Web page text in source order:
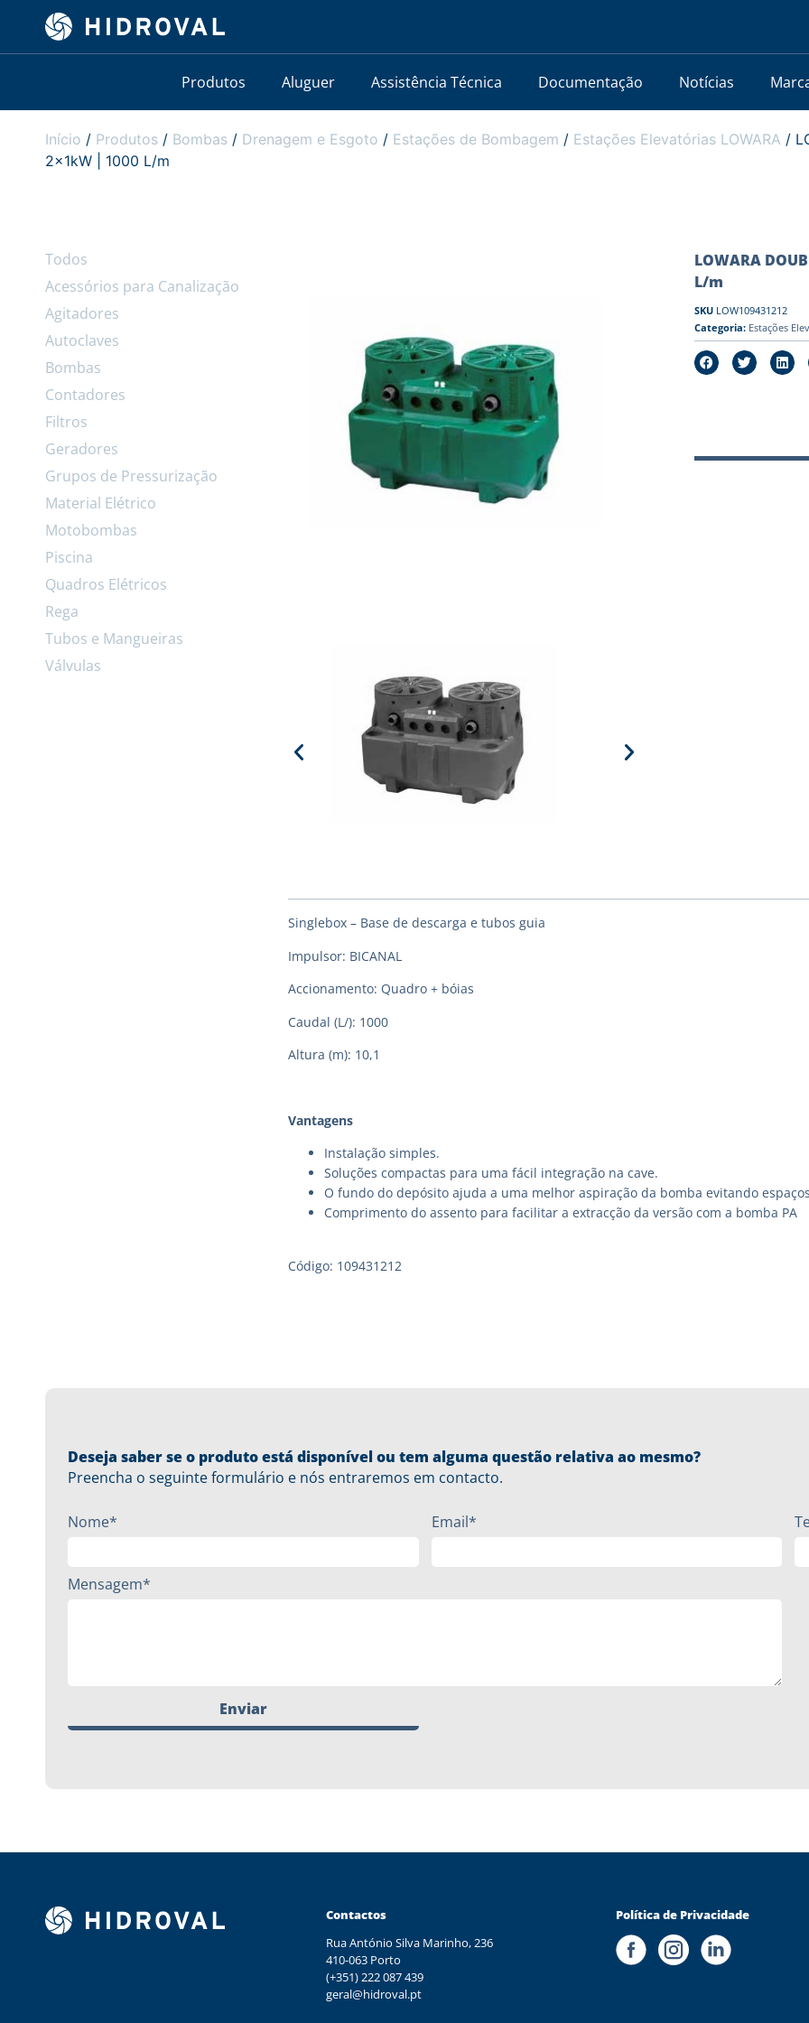
Produtos Aluguer Assistência Técnica Documentação Notícias
Início / Produtos / Bombas / Drenagem e Esgoto / Estações de Bombagem / Estações Elevatórias LOWARA /
2x1kW | 1000 L/m
Todos
Acessórios para Canalização
Agitadores
Autoclaves
Bombas
Contadores
Filtros
Geradores
Grupos de Pressurização
Material Elétrico
Motobombas
Piscina
Quadros Elétricos
Rega
Tubos e Mangueiras
Válvulas
LOWARA
L/m
SKU LOW109431212
Categoria: Estações
Singlebox – Base de descarga e tubos guia
Impulsor: BICANAL
Accionamento: Quadro + bóias
Caudal (L/): 1000
Altura (m): 10,1
Vantagens
Instalação simples.
Soluções compactas para uma fácil integração na cave.
O fundo do depósito ajuda a uma melhor aspiração da bomba evitando
Comprimento do assento para facilitar a extracção da versão com a bomba PA
Código: 109431212
Deseja saber se o produto está disponível ou tem alguma questão relativa ao mesmo?
Preencha o seguinte formulário e nós entraremos em contacto.
Nome* Email*
Mensagem*
Enviar
Contactos
Rua António Silva Marinho, 236
410-063 Porto
(+351) 222 087 439
geral@hidroval.pt
Política de Privacidade